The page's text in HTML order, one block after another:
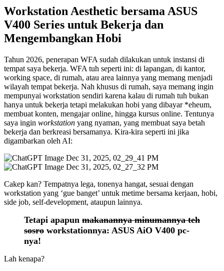
Workstation Aesthetic bersama ASUS
V400 Series untuk Bekerja dan
Mengembangkan Hobi
Tahun 2026, penerapan WFA sudah dilakukan untuk instansi di
tempat saya bekerja. WFA tuh seperti ini: di lapangan, di kantor,
working space, di rumah, atau area lainnya yang memang menjadi
wilayah tempat bekerja. Nah khusus di rumah, saya memang ingin
mempunyai workstation sendiri karena kalau di rumah tuh bukan
hanya untuk bekerja tetapi melakukan hobi yang dibayar *eheum,
membuat konten, mengajar online, hingga kursus online. Tentunya
saya ingin workstation yang nyaman, yang membuat saya betah
bekerja dan berkreasi bersamanya. Kira-kira seperti ini jika
digambarkan oleh AI:
Cakep kan? Tempatnya lega, tonenya hangat, sesuai dengan
workstation yang ‘gue banget’ untuk metime bersama kerjaan, hobi,
side job, self-development, ataupun lainnya.
Tetapi apapun makanannya minumannya teh
sosro workstationnya: ASUS AiO V400 pc-
nya!
Lah kenapa?